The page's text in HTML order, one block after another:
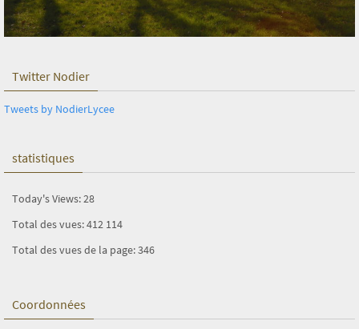
Twitter Nodier
Tweets by NodierLycee
statistiques
Today's Views:28
Total des vues:412 114
Total des vues de la page:346
Coordonnées